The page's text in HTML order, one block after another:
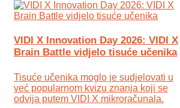
VIDI X Innovation Day 2026: VIDI X
Brain Battle vidjelo tisuće učenika
Tisuće učenika moglo je sudjelovati u
već popularnom kvizu znanja koji se
odvija putem VIDI X mikroračunala.